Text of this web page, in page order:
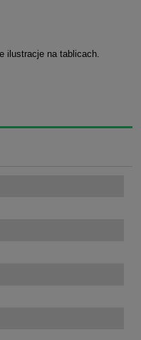
ilustracje na tablicach.